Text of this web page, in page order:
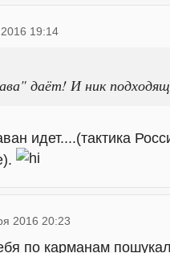
19:14
даёт! И ник
идет....(тактика
2016 20:23
по карманам